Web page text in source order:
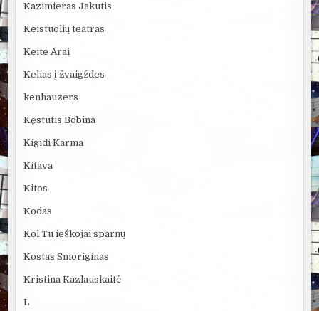
Kazimieras Jakutis
Keistuolių teatras
Keite Arai
Kelias į žvaigždes
kenhauzers
Kęstutis Bobina
Kigidi Karma
Kitava
Kitos
Kodas
Kol Tu ieškojai sparnų
Kostas Smoriginas
Kristina Kazlauskaitė
L